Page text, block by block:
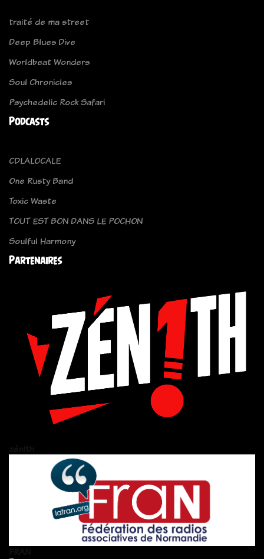
traité de ma street
Deep Blues Dive
Worldbeat Wonders
Soul Chronicles
Psychedelic Rock Safari
Podcasts
CDLALOCALE
One Rusty Band
Toxic Waste
TOUT EST BON DANS LE POCHON
Soulful Harmony
Partenaires